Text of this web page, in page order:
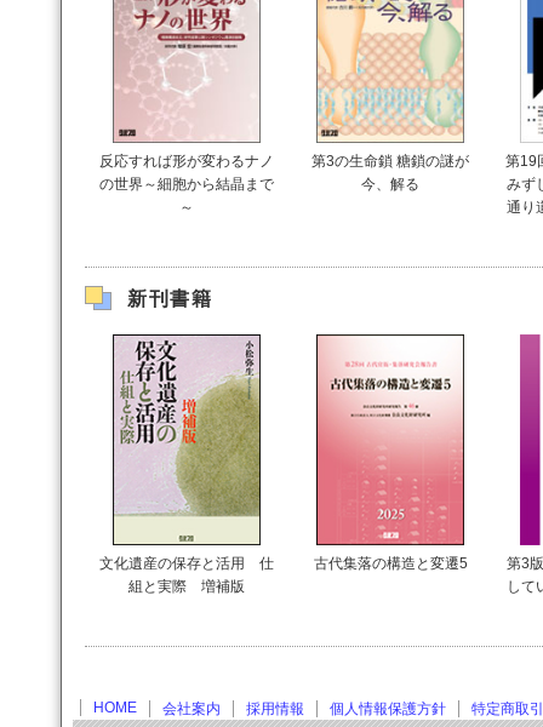
反応すれば形が変わるナノ
の世界～細胞から結晶まで
～
第3の生命鎖 糖鎖の謎が
今、解る
第19
みず
通り
新刊書籍
文化遺産の保存と活用 仕
組と実際 増補版
古代集落の構造と変遷5
第3
して
HOME 会社案内 採用情報 個人情報保護方針 特定商取